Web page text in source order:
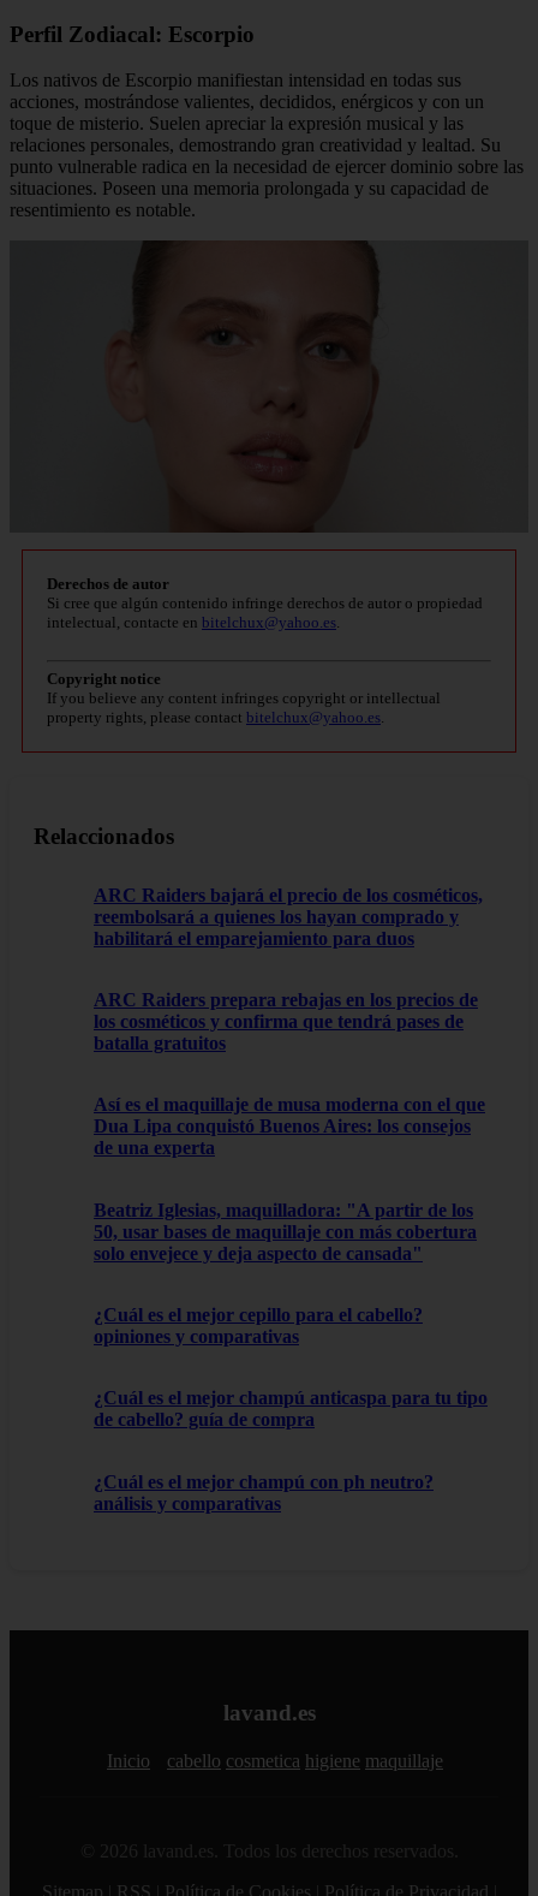
Perfil Zodiacal: Escorpio
Los nativos de Escorpio manifiestan intensidad en todas sus
acciones, mostrándose valientes, decididos, enérgicos y con un
toque de misterio. Suelen apreciar la expresión musical y las
relaciones personales, demostrando gran creatividad y lealtad. Su
punto vulnerable radica en la necesidad de ejercer dominio sobre las
situaciones. Poseen una memoria prolongada y su capacidad de
resentimiento es notable.
Derechos de autor
Si cree que algún contenido infringe derechos de autor o propiedad
intelectual, contacte en bitelchux@yahoo.es.
Copyright notice
If you believe any content infringes copyright or intellectual
property rights, please contact bitelchux@yahoo.es.
Relaccionados
ARC Raiders bajará el precio de los cosméticos,
reembolsará a quienes los hayan comprado y
habilitará el emparejamiento para duos
ARC Raiders prepara rebajas en los precios de
los cosméticos y confirma que tendrá pases de
batalla gratuitos
Así es el maquillaje de musa moderna con el que
Dua Lipa conquistó Buenos Aires: los consejos
de una experta
Beatriz Iglesias, maquilladora: "A partir de los
50, usar bases de maquillaje con más cobertura
solo envejece y deja aspecto de cansada"
¿Cuál es el mejor cepillo para el cabello?
opiniones y comparativas
¿Cuál es el mejor champú anticaspa para tu tipo
de cabello? guía de compra
¿Cuál es el mejor champú con ph neutro?
análisis y comparativas
lavand.es
Inicio cabello cosmetica higiene maquillaje
© 2026 lavand.es. Todos los derechos reservados.